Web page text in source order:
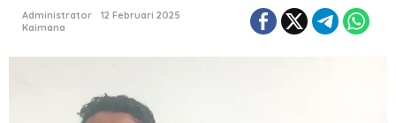
Administrator
12 Februari 2025
Kaimana